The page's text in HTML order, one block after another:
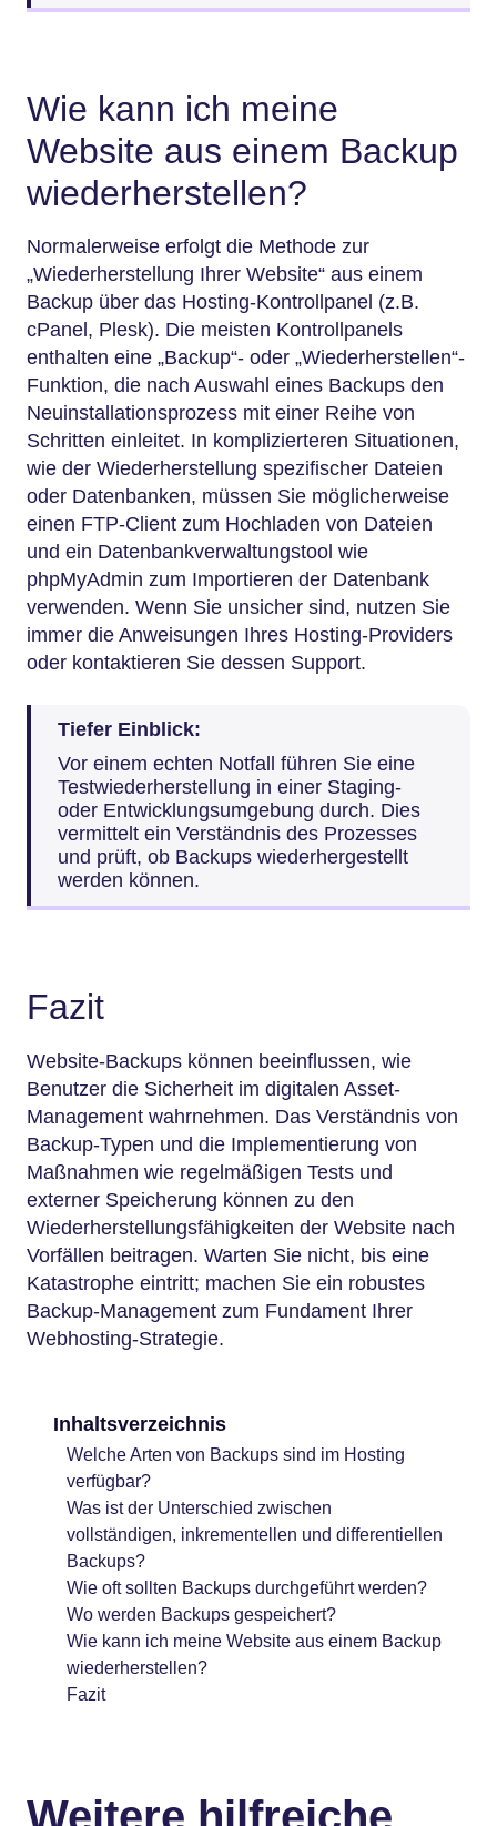
Wie kann ich meine
Website aus einem Backup
wiederherstellen?
Normalerweise erfolgt die Methode zur
„Wiederherstellung Ihrer Website“ aus einem
Backup über das Hosting-Kontrollpanel (z.B.
cPanel, Plesk). Die meisten Kontrollpanels
enthalten eine „Backup“- oder „Wiederherstellen“-
Funktion, die nach Auswahl eines Backups den
Neuinstallationsprozess mit einer Reihe von
Schritten einleitet. In komplizierteren Situationen,
wie der Wiederherstellung spezifischer Dateien
oder Datenbanken, müssen Sie möglicherweise
einen FTP-Client zum Hochladen von Dateien
und ein Datenbankverwaltungstool wie
phpMyAdmin zum Importieren der Datenbank
verwenden. Wenn Sie unsicher sind, nutzen Sie
immer die Anweisungen Ihres Hosting-Providers
oder kontaktieren Sie dessen Support.
Tiefer Einblick:
Vor einem echten Notfall führen Sie eine
Testwiederherstellung in einer Staging-
oder Entwicklungsumgebung durch. Dies
vermittelt ein Verständnis des Prozesses
und prüft, ob Backups wiederhergestellt
werden können.
Fazit
Website-Backups können beeinflussen, wie
Benutzer die Sicherheit im digitalen Asset-
Management wahrnehmen. Das Verständnis von
Backup-Typen und die Implementierung von
Maßnahmen wie regelmäßigen Tests und
externer Speicherung können zu den
Wiederherstellungsfähigkeiten der Website nach
Vorfällen beitragen. Warten Sie nicht, bis eine
Katastrophe eintritt; machen Sie ein robustes
Backup-Management zum Fundament Ihrer
Webhosting-Strategie.
Inhaltsverzeichnis
Welche Arten von Backups sind im Hosting
verfügbar?
Was ist der Unterschied zwischen
vollständigen, inkrementellen und differentiellen
Backups?
Wie oft sollten Backups durchgeführt werden?
Wo werden Backups gespeichert?
Wie kann ich meine Website aus einem Backup
wiederherstellen?
Fazit
Weitere hilfreiche